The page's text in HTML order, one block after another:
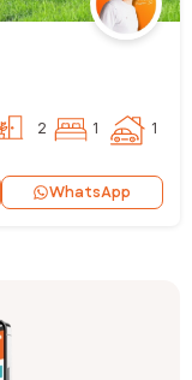
2 1 1
WhatsApp